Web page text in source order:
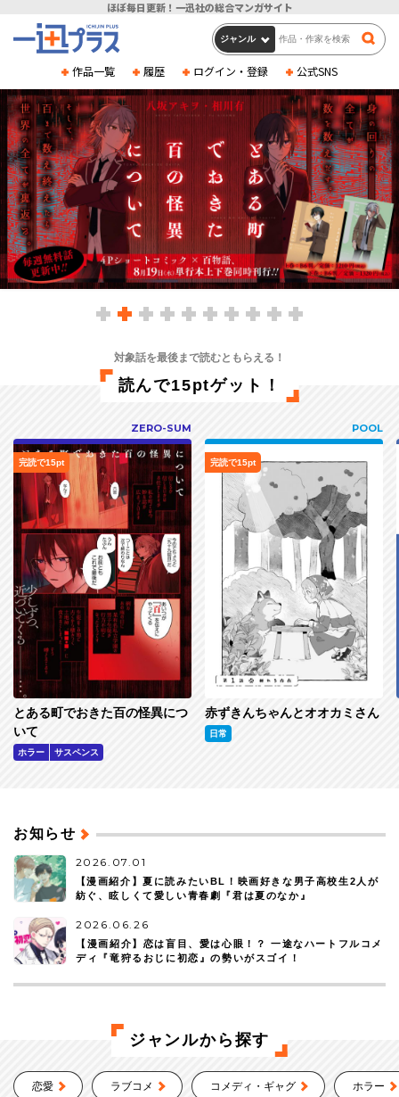
ほぼ毎日更新！一迅社の総合マンガサイト
作品一覧 履歴 ログイン・登録 公式SNS
対象話を最後まで読むともらえる！
読んで15ptゲット！
ZERO-SUM
完読で15pt
とある町でおきた百の怪異につ
いて
ホラー サスペンス
POOL
完読で15pt
赤ずきんちゃんとオオカミさん
日常
お知らせ
2026.07.01
【漫画紹介】夏に読みたいBL！映画好きな男子高校生2人が
紡ぐ、眩しくて愛しい青春劇『君は夏のなか』
2026.06.26
【漫画紹介】恋は盲目、愛は心眼！？ 一途なハートフルコメ
ディ『竜狩るおじに初恋』の勢いがスゴイ！
ジャンルから探す
恋愛 ラブコメ コメディ・ギャグ ホラー